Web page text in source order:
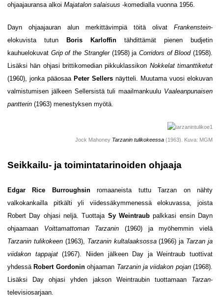
ohjaajauransa alkoi Majatalon salaisuus -komedialla vuonna 1956.
Dayn ohjaajauran alun merkittävimpiä töitä olivat Frankenstein-
elokuvista tutun Boris Karloffin tähdittämät pienen budjetin
kauhuelokuvat Grip of the Strangler (1958) ja Corridors of Blood(1958).
Lisäksi hän ohjasi brittikomedian pikkuklassikon Nokkelat timanttiketut
(1960), jonka pääosaa Peter Sellers näytteli. Muutama vuosi elokuvan
valmistumisen jälkeen Sellersistä tuli maailmankuulu Vaaleanpunaisen
pantterin (1963) menestyksen myötä.
Jock Mahoney Tarzanin tulikokeessa (1963). Kuva: MGM
Seikkailu- ja toimintatarinoiden ohjaaja
Edgar Rice Burroughsinromaaneista tuttu Tarzan on nähty
valkokankailla pitkälti yli viidessäkymmenessä elokuvassa, joista
Robert Day ohjasi neljä. Tuottaja Sy Weintraubpalkkasi ensin Dayn
ohjaamaan Voittamattoman Tarzanin(1960) ja myöhemmin vielä
Tarzanin tulikokeen (1963), Tarzanin kultalaaksossa(1966) ja Tarzan ja
viidakon tappajat(1967). Niiden jälkeen Day ja Weintraub tuottivat
yhdessäRobert Gordoninohjaaman Tarzanin ja viidakon pojan (1968).
Lisäksi Day ohjasi yhden jakson Weintraubin tuottamaan Tarzan-
televisiosarjaan.